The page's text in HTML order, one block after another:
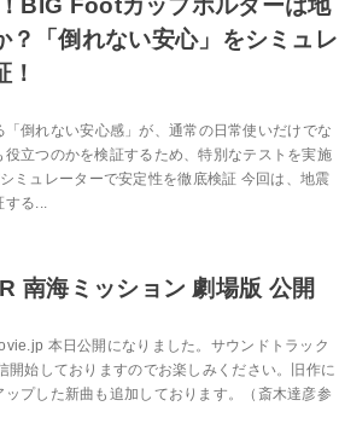
？「倒れない安心」をシミュレ
！
「倒れない安心感」が、通常の日常使いだけでな
役立つのかを検証するため、特別なテストを実施
ミュレーターで安定性を徹底検証 今回は、地震
る...
南海ミッション 劇場版 公開
本日公開になりました。サウンドトラック
開始しておりますのでお楽しみください。旧作に
ップした新曲も追加しております。（斎木達彦参